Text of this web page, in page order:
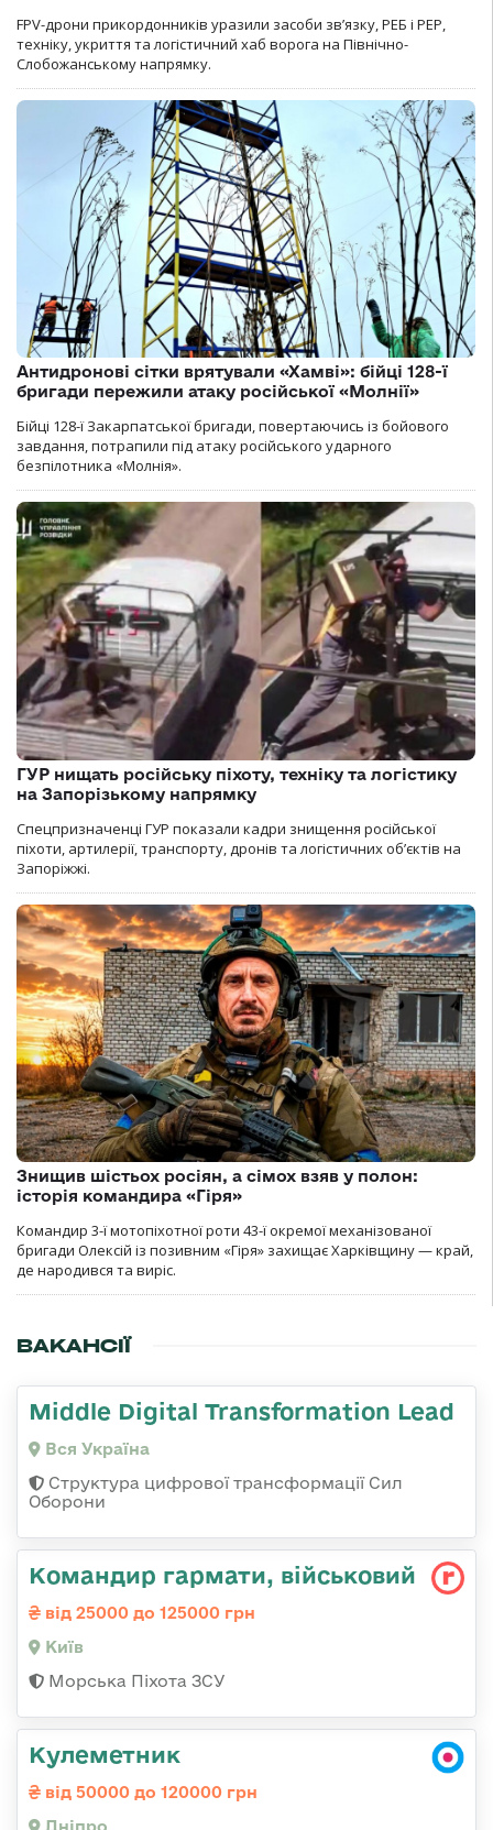
FPV-дрони прикордонників уразили засоби зв’язку, РЕБ і РЕР,
техніку, укриття та логістичний хаб ворога на Північно-
Слобожанському напрямку.
Антидронові сітки врятували «Хамві»: бійці 128-ї
бригади пережили атаку російської «Молнії»
Бійці 128-ї Закарпатської бригади, повертаючись із бойового
завдання, потрапили під атаку російського ударного
безпілотника «Молнія».
ГУР нищать російську піхоту, техніку та логістику
на Запорізькому напрямку
Спецпризначенці ГУР показали кадри знищення російської
піхоти, артилерії, транспорту, дронів та логістичних об’єктів на
Запоріжжі.
Знищив шістьох росіян, а сімох взяв у полон:
історія командира «Гіря»
Командир 3-ї мотопіхотної роти 43-ї окремої механізованої
бригади Олексій із позивним «Гіря» захищає Харківщину — край,
де народився та виріс.
ВАКАНСІЇ
Middle Digital Transformation Lead
Вся Україна
Структура цифрової трансформації Сил
Оборони
Командиp гаpмати, військовий
від 25000 до 125000 грн
Київ
Морська Піхота ЗСУ
Кулеметник
від 50000 до 120000 грн